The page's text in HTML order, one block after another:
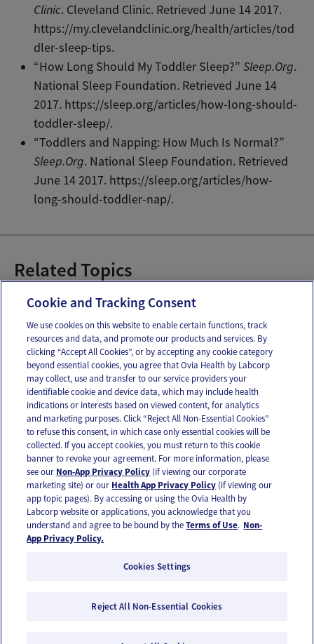
Clinic. Cleveland Clinic. Retrieved June 14 2017.
https://my.clevelandclinic.org/health/articles/tod
dler-sleep-tips.
“How Long Should My Toddler Sleep?”Sleep.Org.
National Sleep Foundation. Retrieved June 14
2017. https://sleep.org/articles/how-long-should-
toddler-sleep/.
“Toddlers and Napping: How Much Is Normal?”
Sleep.Org. National Sleep Foundation. Retrieved
June 14 2017. https://sleep.org/articles/how-
long-should-toddler-nap/.
Related Topics
Horarios de sueño del bebé
Email Text
OUR APPS
FOLLOW US
Privacy Policy
© 2026 Ovia Health by Labcorp
Cookie and Tracking Consent
We use cookies on this website to enable certain functions, track
resources and data, and promote our products and services. By
clicking “Accept All Cookies”, or by accepting any cookie category
beyond essential cookies, you agree that Ovia Health by Labcorp
may collect, use and transfer to our service providers your
identifiable cookie and device data, which may include health
indications or interests based on viewed content, for analytics
and marketing purposes. Click “Reject All Non-Essential Cookies”
to refuse this consent, in which case only essential cookies will be
collected. If you accept cookies, you must return to this cookie
banner to revoke your agreement. For more information, please
see our Non-App Privacy Policy (if viewing our corporate
marketing site) or our Health App Privacy Policy (if viewing our
app topic pages). By accessing or using the Ovia Health by
Labcorp website or applications, you acknowledge that you
understand and agree to be bound by theTerms of Use. Non-
App Privacy Policy.
Cookies Settings
Reject All Non-Essential Cookies